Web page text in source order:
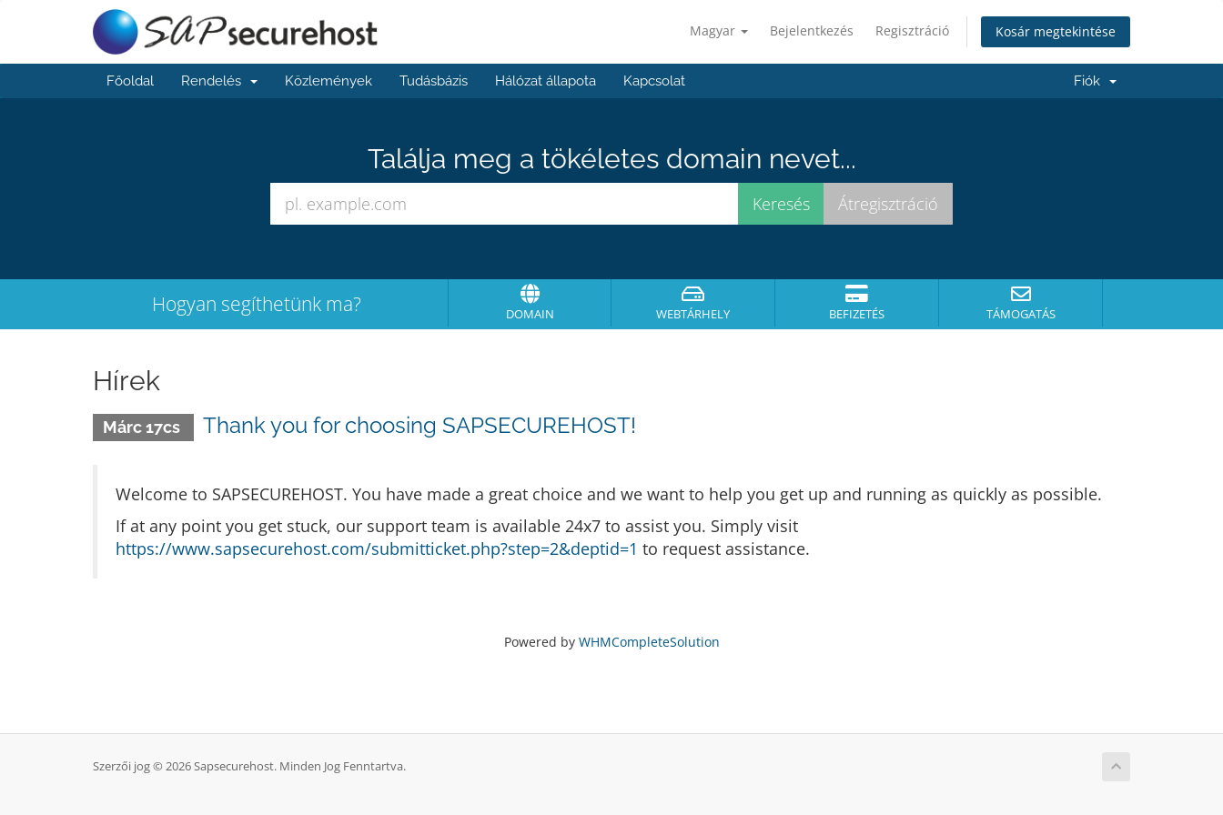
Magyar Bejelentkezés Regisztráció Kosár megtekintése
Főoldal Rendelés Közlemények Tudásbázis Hálózat állapota Kapcsolat Fiók
Találja meg a tökéletes domain nevet...
Hogyan segíthetünk ma? DOMAIN WEBTÁRHELY BEFIZETÉS TÁMOGATÁS
Hírek
Márc 17cs Thank you for choosing SAPSECUREHOST!
Welcome to SAPSECUREHOST. You have made a great choice and we want to help you get up and running as quickly as possible.
If at any point you get stuck, our support team is available 24x7 to assist you. Simply visit
https://www.sapsecurehost.com/submitticket.php?step=2&deptid=1 to request assistance.
Powered by WHMCompleteSolution
Szerzői jog © 2026 Sapsecurehost. Minden Jog Fenntartva.